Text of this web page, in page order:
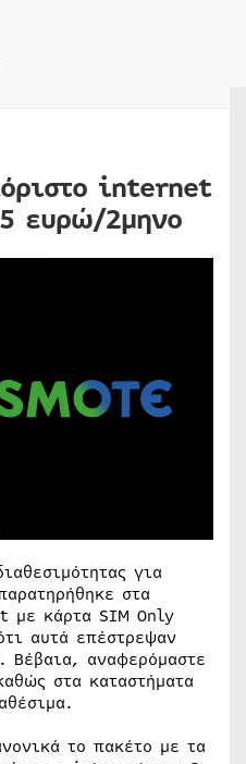
internet
ευρώ/2μηνο
για
στα
με κάρτα SIM Only
αυτά επέστρεψαν
Βέβαια, αναφερόμαστε
στα καταστήματα
το πακέτο με τα